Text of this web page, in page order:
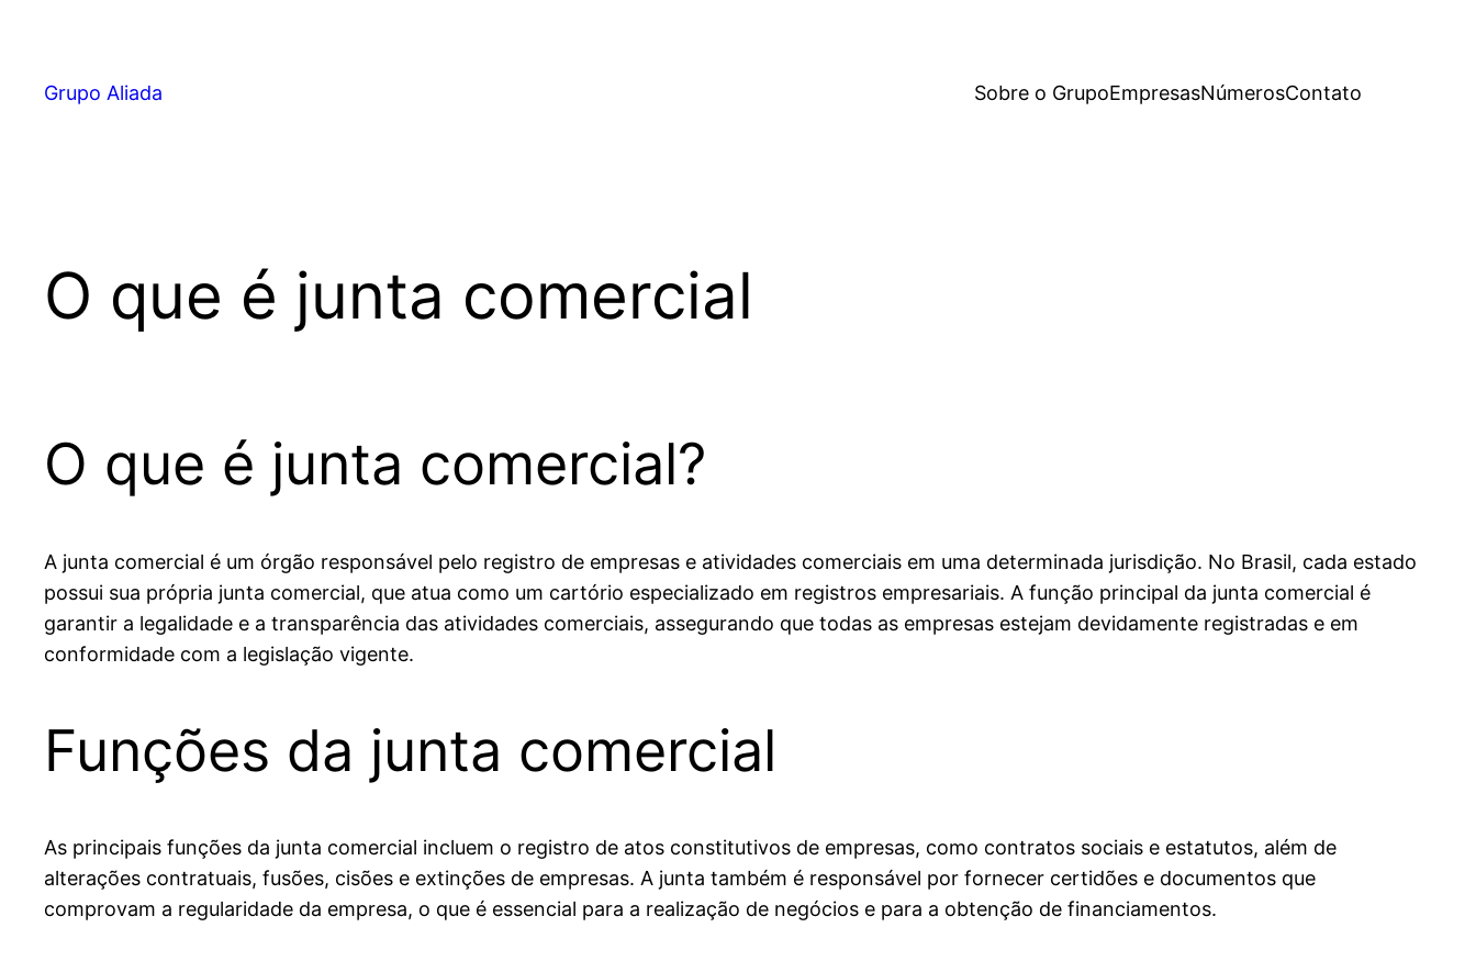
Grupo Aliada Sobre o GrupoEmpresasNúmerosContato
O que é junta comercial
O que é junta comercial?
A junta comercial é um órgão responsável pelo registro de empresas e atividades comerciais em uma determinada jurisdição. No Brasil, cada estado
possui sua própria junta comercial, que atua como um cartório especializado em registros empresariais. A função principal da junta comercial é
garantir a legalidade e a transparência das atividades comerciais, assegurando que todas as empresas estejam devidamente registradas e em
conformidade com a legislação vigente.
Funções da junta comercial
As principais funções da junta comercial incluem o registro de atos constitutivos de empresas, como contratos sociais e estatutos, além de
alterações contratuais, fusões, cisões e extinções de empresas. A junta também é responsável por fornecer certidões e documentos que
comprovam a regularidade da empresa, o que é essencial para a realização de negócios e para a obtenção de financiamentos.